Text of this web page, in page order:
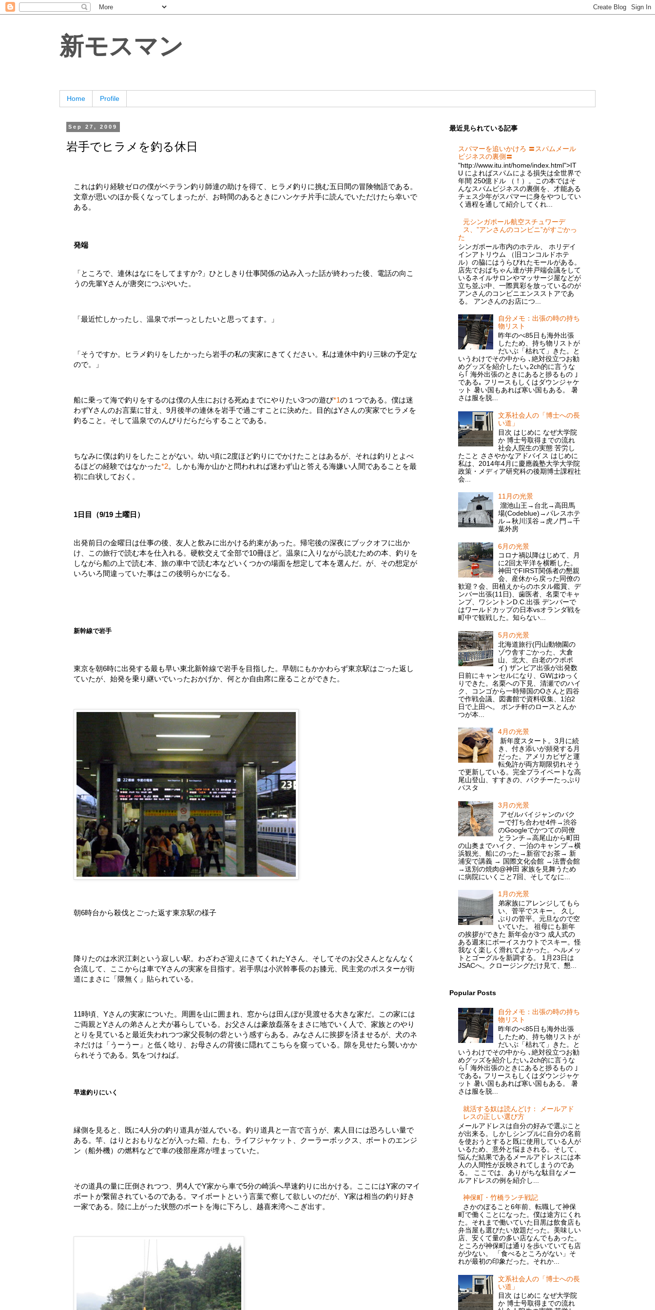
新モスマン
Home Profile
Sep 27, 2009
岩手でヒラメを釣る休日
これは釣り経験ゼロの僕がベテラン釣り師達の助けを得て、ヒラメ釣りに挑む五日間の冒険物語である。
文章が思いのほか長くなってしまったが、お時間のあるときにハンケチ片手に読んでいただけたら幸いで
ある。
発端
「ところで、連休はなにをしてますか?」ひとしきり仕事関係の込み入った話が終わった後、電話の向こ
うの先輩Yさんが唐突につぶやいた。
「最近忙しかったし、温泉でボーっとしたいと思ってます。」
「そうですか。ヒラメ釣りをしたかったら岩手の私の実家にきてください。私は連休中釣り三昧の予定な
ので。」
船に乗って海で釣りをするのは僕の人生における死ぬまでにやりたい3つの遊び*1の１つである。僕は迷
わずYさんのお言葉に甘え、9月後半の連休を岩手で過ごすことに決めた。目的はYさんの実家でヒラメを
釣ること。そして温泉でのんびりだらだらすることである。
ちなみに僕は釣りをしたことがない。幼い頃に2度ほど釣りにでかけたことはあるが、それは釣りとよべ
るほどの経験ではなかった*2。しかも海か山かと問われれば迷わず山と答える海嫌い人間であることを最
初に白状しておく。
1日目（9/19 土曜日）
出発前日の金曜日は仕事の後、友人と飲みに出かける約束があった。帰宅後の深夜にブックオフに出か
け、この旅行で読む本を仕入れる。硬軟交えて全部で10冊ほど。温泉に入りながら読むための本、釣りを
しながら船の上で読む本、旅の車中で読む本などいくつかの場面を想定して本を選んだ。が、その想定が
いろいろ間違っていた事はこの後明らかになる。
新幹線で岩手
東京を朝6時に出発する最も早い東北新幹線で岩手を目指した。早朝にもかかわらず東京駅はごった返し
ていたが、始発を乗り継いでいったおかげか、何とか自由席に座ることができた。
朝6時台から殺伐とごった返す東京駅の様子
降りたのは水沢江刺という寂しい駅。わざわざ迎えにきてくれたYさん、そしてそのお父さんとなんなく
合流して、ここからは車でYさんの実家を目指す。岩手県は小沢幹事長のお膝元、民主党のポスターが街
道にまさに「隈無く」貼られている。
11時頃、Yさんの実家についた。周囲を山に囲まれ、窓からは田んぼが見渡せる大きな家だ。この家には
ご両親とYさんの弟さんと犬が暮らしている。お父さんは豪放磊落をまさに地でいく人で、家族とのやり
とりを見ていると最近失われつつ家父長制の砦という感すらある。みなさんに挨拶を済ませるが、犬のネ
ネだけは「うーうー」と低く唸り、お母さんの背後に隠れてこちらを窺っている。隙を見せたら襲いかか
られそうである。気をつけねば。
早速釣りにいく
縁側を見ると、既に4人分の釣り道具が並んでいる。釣り道具と一言で言うが、素人目には恐ろしい量で
ある。竿、はりとおもりなどが入った箱、たも、ライフジャケット、クーラーボックス、ボートのエンジ
ン（船外機）の燃料などで車の後部座席が埋まっていた。
その道具の量に圧倒されつつ、男4人でY家から車で5分の崎浜へ早速釣りに出かける。ここにはY家のマイ
ボートが繋留されているのである。マイボートという言葉で察して欲しいのだが、Y家は相当の釣り好き
一家である。陸に上がった状態のボートを海に下ろし、越喜来湾へこぎ出す。
最近見られている記事
スパマーを追いかけろ 〓スパムメール
ビジネスの裏側〓
"http://www.itu.int/home/index.html">IT
U によればスパムによる損失は全世界で
年間 250億ドル （！）。この本ではそ
んなスパムビジネスの裏側を、才能ある
チェス少年がスパマーに身をやつしてい
く過程を通して紹介してくれ...
元シンガポール航空スチュワーデ
ス、”アンさんのコンビニ”がすごかっ
た
シンガポール市内のホテル、 ホリデイ
インアトリウム （旧コンコルドホテ
ル）の脇にはうらびれたモールがある。
店先でおばちゃん達が井戸端会議をして
いるネイルサロンやマッサージ屋などが
立ち並ぶ中、一際異彩を放っているのが
アンさんのコンビニエンスストアであ
る。 アンさんのお店につ...
自分メモ：出張の時の持ち
物リスト
昨年のべ85日も海外出張
したため、持ち物リストが
だいぶ「枯れて」きた。と
いうわけでその中から ､絶対役立つお勧
めグッズを紹介したい｡2ch的に言うな
ら｢ 海外出張のときにあると捗るもの ｣
である｡ フリースもしくはダウンジャケ
ット 暑い国もあれば寒い国もある。 暑
さは服を脱...
文系社会人の「博士への長
い道」
目次 はじめに なぜ大学院
か 博士号取得までの流れ
社会人院生の実態 苦労し
たこと ささやかなアドバイス はじめに
私は、2014年4月に慶應義塾大学大学院
政策・メディア研究科の後期博士課程社
会...
11月の光景
溜池山王→台北→高田馬
場(Codeblue)→パレスホテ
ル→秋川渓谷→虎ノ門→千
葉外房
6月の光景
コロナ禍以降はじめて、月
に2回太平洋を横断した。
神田でFIRST関係者の懇親
会、産休から戻った同僚の
歓迎？会、田植えからのホタル鑑賞、デ
ンバー出張(11日)、歯医者、名栗でキャ
ンプ、ワシントンD.C.出張 デンバーで
はワールドカップの日本vsオランダ戦を
町中で観戦した。知らない...
5月の光景
北海道旅行(円山動物園の
ゾウ舎すごかった、大倉
山、北大、白老のウポポ
イ) ザンビア出張が出発数
日前にキャンセルになり、GWはゆっく
りできた。名栗への下見、清瀬でのハイ
ク、コンゴから一時帰国のOさんと四谷
で作戦会議、図書館で資料収集、1泊2
日で上田へ。 ポンチ軒のロースとんか
つが本...
4月の光景
新年度スタート。3月に続
き、付き添いが頻発する月
だった。アメリカビザと運
転免許が両方期限切れそう
で更新している。完全プライベートな高
尾山登山、すすきの、パクチーたっぷり
パスタ
3月の光景
アゼルバイジャンのバク
ーで打ち合わせ4件→渋谷
のGoogleでかつての同僚
とランチ→高尾山から町田
の山奥までハイク、一泊のキャンプ→横
浜観光、船にのった→新宿でお茶→ 新
浦安で講義 → 国際文化会館 →法曹会館
→送別の焼肉@神田 家族を見舞うため
に病院にいくこと7回、そしてなに...
1月の光景
弟家族にアレンジしてもら
い、菅平でスキー。 久し
ぶりの菅平。元旦なので空
いていた。 祖母にも新年
の挨拶ができた 新年会が3つ 成人式の
ある週末にボーイスカウトでスキー。怪
我なく楽しく滑れてよかった。ヘルメッ
トとゴーグルを新調する。 1月23日は
JSACへ。クロージングだけ見て、懇...
Popular Posts
自分メモ：出張の時の持ち
物リスト
昨年のべ85日も海外出張
したため、持ち物リストが
だいぶ「枯れて」きた。と
いうわけでその中から ､絶対役立つお勧
めグッズを紹介したい｡2ch的に言うな
ら｢ 海外出張のときにあると捗るもの ｣
である｡ フリースもしくはダウンジャケ
ット 暑い国もあれば寒い国もある。 暑
さは服を脱...
就活する奴は読んどけ： メールアド
レスの正しい選び方
メールアドレスは自分の好みで選ぶこと
が出来る。しかしシンプルに自分の名前
を使おうとすると既に使用している人が
いるため、意外と悩まされる。そして、
悩んだ結果であるメールアドレスには本
人の人間性が反映されてしまうのであ
る。 ここでは、ありがちな駄目なメー
ルアドレスの例を紹介し...
神保町・竹橋ランチ戦記
さかのぼること6年前、転職して神保
町で働くことになった。僕は途方にくれ
た。それまで働いていた目黒は飲食店も
弁当屋も選びたい放題だった。美味しい
店、安くて量の多い店なんでもあった。
ところが神保町は通りを歩いていても店
が少ない。 「食べるところがない」そ
れが最初の印象だった。それか...
文系社会人の「博士への長
い道」
目次 はじめに なぜ大学院
か 博士号取得までの流れ